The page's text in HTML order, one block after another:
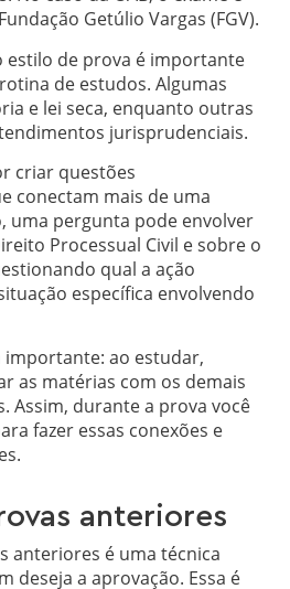
Getúlio Vargas (FGV).
estilo de prova é importante
de estudos. Algumas
e lei seca, enquanto outras
jurisprudenciais.
criar questões
conectam mais de uma
uma pergunta pode envolver
Processual Civil e sobre o
qual a ação
específica envolvendo
importante: ao estudar,
as matérias com os demais
Assim, durante a prova você
fazer essas conexões e
anteriores
anteriores é uma técnica
deseja a aprovação. Essa é